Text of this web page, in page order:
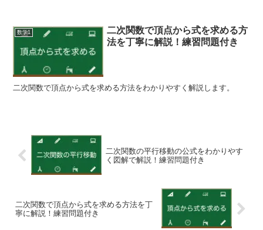
数学1
二次関数で頂点から式を求める方
法を丁寧に解説！練習問題付き
二次関数で頂点から式を求める方法をわかりやすく解説します。
二次関数の平行移動の公式をわかりやす
く図解で解説！練習問題付き
二次関数で頂点から式を求める方法を丁
寧に解説！練習問題付き